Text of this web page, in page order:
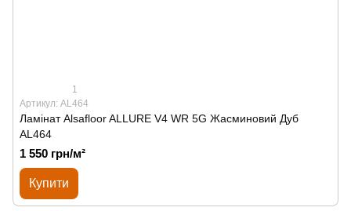
1
Артикул: AL464
Ламінат Alsafloor ALLURE V4 WR 5G Жасминовий Дуб
AL464
1 550 грн/м²
Купити